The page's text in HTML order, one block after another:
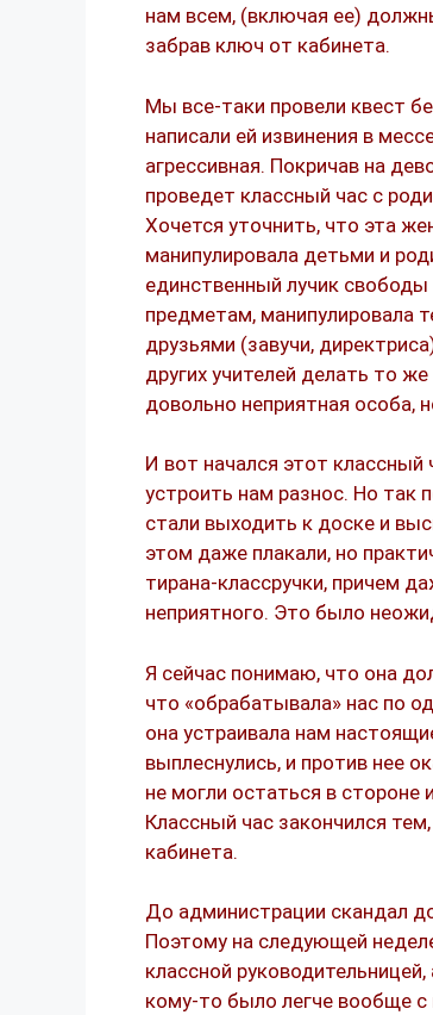
нам всем, (включая ее)
забрав ключ от кабинета.
Мы все-таки провели квест
написали ей извинения в
агрессивная. Покричав на
проведет классный час с
Хочется уточнить, что эта
манипулировала детьми и
единственный лучик свободы
предметам, манипулировала
друзьями (завучи,
других учителей делать то
довольно неприятная особа,
И вот начался этот классный
устроить нам разнос. Но так
стали выходить к доске и
этом даже плакали, но
тирана-классручки, причем
неприятного. Это было
Я сейчас понимаю, что она
что «обрабатывала» нас по
она устраивала нам
выплеснулись, и против нее
не могли остаться в стороне
Классный час закончился
кабинета.
До администрации скандал
Поэтому на следующей
классной
кому-то было легче вообще